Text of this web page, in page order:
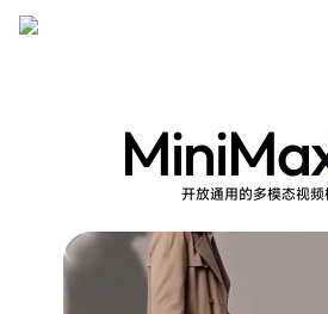
开放通用的多模态视频